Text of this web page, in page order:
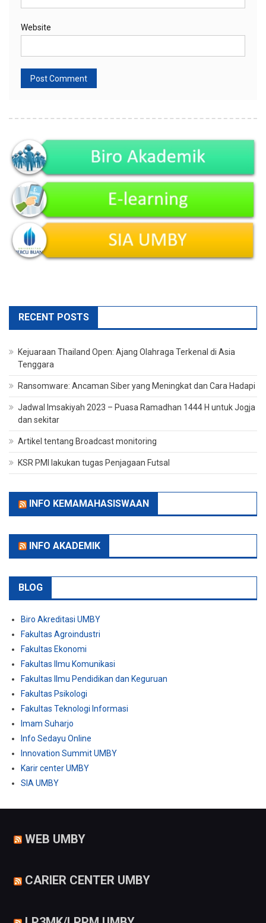
Website
RECENT POSTS
Kejuaraan Thailand Open: Ajang Olahraga Terkenal di Asia
Tenggara
Ransomware: Ancaman Siber yang Meningkat dan Cara Hadapi
Jadwal Imsakiyah 2023 – Puasa Ramadhan 1444 H untuk Jogja
dan sekitar
Artikel tentang Broadcast monitoring
KSR PMI lakukan tugas Penjagaan Futsal
INFO KEMAMAHASISWAAN
INFO AKADEMIK
BLOG
Biro Akreditasi UMBY
Fakultas Agroindustri
Fakultas Ekonomi
Fakultas Ilmu Komunikasi
Fakultas Ilmu Pendidikan dan Keguruan
Fakultas Psikologi
Fakultas Teknologi Informasi
Imam Suharjo
Info Sedayu Online
Innovation Summit UMBY
Karir center UMBY
SIA UMBY
WEB UMBY
CARIER CENTER UMBY